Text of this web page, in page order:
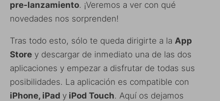
pre-lanzamiento. ¡Veremos a ver con qué
novedades nos sorprenden!
Tras todo esto, sólo te queda dirigirte a la App
Store y descargar de inmediato una de las dos
aplicaciones y empezar a disfrutar de todas sus
posibilidades. La aplicación es compatible con
iPhone, iPad y iPod Touch. Aquí os dejamos